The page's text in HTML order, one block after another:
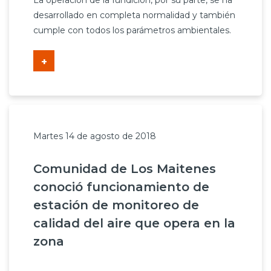
Prensa
Transparencia activa
Acceso trabajadores/as
desarrollado en completa normalidad y también
cumple con todos los parámetros ambientales.
+
Martes 14 de agosto de 2018
Comunidad de Los Maitenes
conoció funcionamiento de
estación de monitoreo de
calidad del aire que opera en la
zona